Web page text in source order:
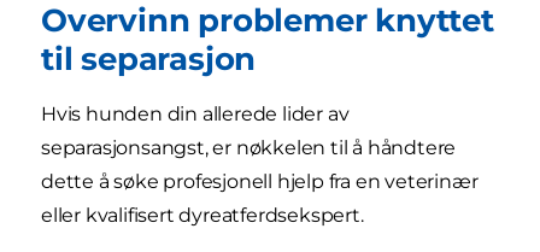
Overvinn problemer knyttet
til separasjon
Hvis hunden din allerede lider av
separasjonsangst, er nøkkelen til å håndtere
dette å søke profesjonell hjelp fra en veterinær
eller kvalifisert dyreatferdsekspert.